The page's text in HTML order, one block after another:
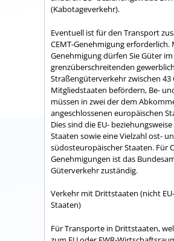
(Kabotageverkehr).
Eventuell ist für den Transport
CEMT-Genehmigung erforderlich.
Genehmigung dürfen Sie Güter im
grenzüberschreitenden
Straßengüterverkehr zwischen 43
Mitgliedstaaten befördern, Be-
müssen in zwei der dem
angeschlossenen europäischen
Dies sind die EU- beziehungsweise
Staaten sowie eine Vielzahl ost-
südosteuropäischer Staaten. Für
Genehmigungen ist das
Güterverkehr zuständig.
Verkehr mit Drittstaaten (nicht
Staaten)
Für Transporte in Drittstaaten,